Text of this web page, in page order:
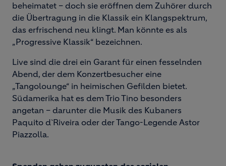
beheimatet – doch sie eröffnen dem Zuhörer durch
die Übertragung in die Klassik ein Klangspektrum,
das erfrischend neu klingt. Man könnte es als
„Progressive Klassik“ bezeichnen.
Live sind die drei ein Garant für einen fesselnden
Abend, der dem Konzertbesucher eine
„Tangolounge“ in heimischen Gefilden bietet.
Südamerika hat es dem Trio Tino besonders
angetan – darunter die Musik des Kubaners
Paquito d`Riveira oder der Tango-Legende Astor
Piazzolla.